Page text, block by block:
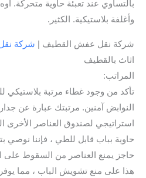
بالتساوي عند تعبئة حاوية متحركة.
وأغلفة بلاستيكية. الكثير.
شركة نقل عفش القطيف | شركة
اثاث بالقطيف
المراتب:
تأكد من وجود غطاء مرتبة بلاستيكي
النوابض آمنين. مرتبتك عبارة عن
استراتيجي لصندوق العناصر الأخرى
حاوية بباب قابل للطي ، فإننا نوصي
حاجز يمنع العناصر من السقوط على
هذا على منع تشويش الباب ، مما